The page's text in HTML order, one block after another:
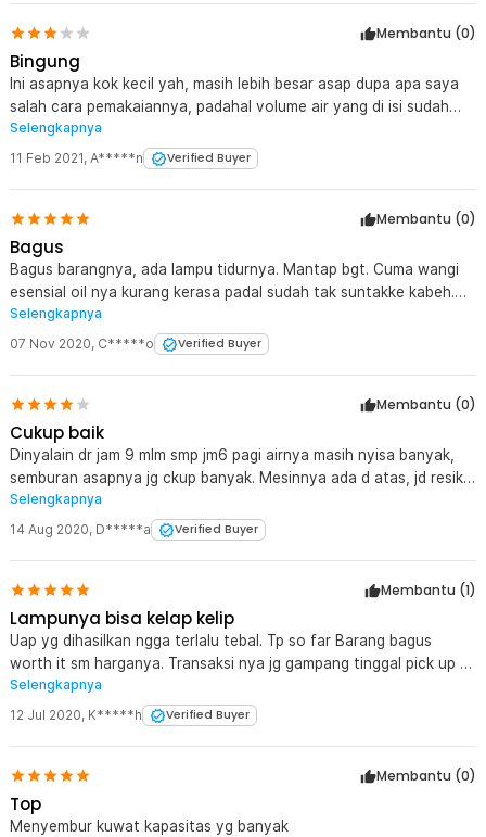
Membantu (0)
Bingung
Ini asapnya kok kecil yah, masih lebih besar asap dupa apa saya
salah cara pemakaiannya, padahal volume air yang di isi sudah
sampai di atas garis hitam yg ditentukan & sesuai manual book
begitupula adaptornya sudah 5V 3A hmmm...
Selengkapnya
11 Feb 2021, A*****n Verified Buyer
Membantu (0)
Bagus
Bagus barangnya, ada lampu tidurnya. Mantap bgt. Cuma wangi
esensial oil nya kurang kerasa padal sudah tak suntakke kabeh.
Mgkn blm tau takaran yg pas... ???
Selengkapnya
07 Nov 2020, C*****o Verified Buyer
Membantu (0)
Cukup baik
Dinyalain dr jam 9 mlm smp jm6 pagi airnya masih nyisa banyak,
semburan asapnya jg ckup banyak. Mesinnya ada d atas, jd resiko
kena konsletnya lbh kecil drpd yg mesin dbwh. Semoga awet deh
Selengkapnya
14 Aug 2020, D*****a Verified Buyer
Membantu (1)
Lampunya bisa kelap kelip
Uap yg dihasilkan ngga terlalu tebal. Tp so far Barang bagus
worth it sm harganya. Transaksi nya jg gampang tinggal pick up di
toko terdekat. Oke banget deh pokonya
Selengkapnya
12 Jul 2020, K*****h Verified Buyer
Membantu (0)
Top
Menyembur kuwat kapasitas yg banyak